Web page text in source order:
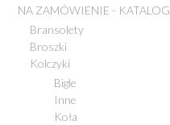
NA ZAMÓWIENIE - KATALOG
Bransolety
Broszki
Kolczyki
Bigle
Inne
Koła